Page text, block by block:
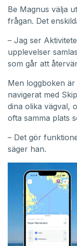
Be Magnus välja
frågan. Det
– Jag ser
upplevelser
som går att
Men loggboken
navigerat med
dina olika vägval,
ofta samma plats
– Det gör
säger han.